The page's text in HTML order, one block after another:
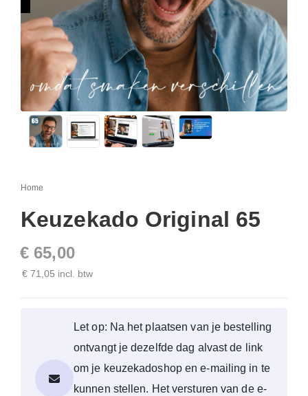
Home
Keuzekado Original 65
€ 65,00
€ 71,05 incl. btw
Let op: Na het plaatsen van je bestelling
ontvangt je dezelfde dag alvast de link
om je keuzekadoshop en e-mailing in te
kunnen stellen. Het versturen van de e-